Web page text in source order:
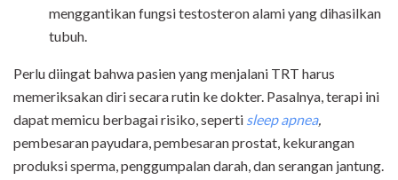
menggantikan fungsi testosteron alami yang dihasilkan
tubuh.
Perlu diingat bahwa pasien yang menjalani TRT harus
memeriksakan diri secara rutin ke dokter. Pasalnya, terapi ini
dapat memicu berbagai risiko, seperti sleep apnea,
pembesaran payudara, pembesaran prostat, kekurangan
produksi sperma, penggumpalan darah, dan serangan jantung.